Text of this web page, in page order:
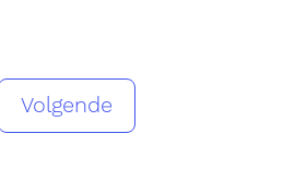
Volgende